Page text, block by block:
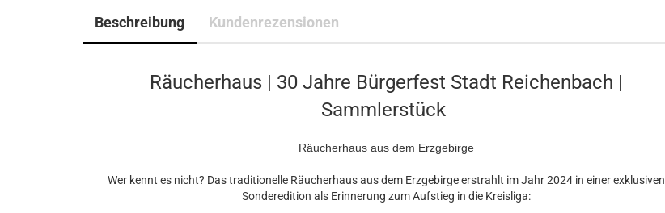
Beschreibung Kundenrezensionen
Räucherhaus | 30 Jahre Bürgerfest Stadt Reichenbach |
Sammlerstück
Räucherhaus aus dem Erzgebirge
Wer kennt es nicht? Das traditionelle Räucherhaus aus dem Erzgebirge erstrahlt im Jahr 2024 in einer exklusiven
Sonderedition als Erinnerung zum Aufstieg in die Kreisliga: